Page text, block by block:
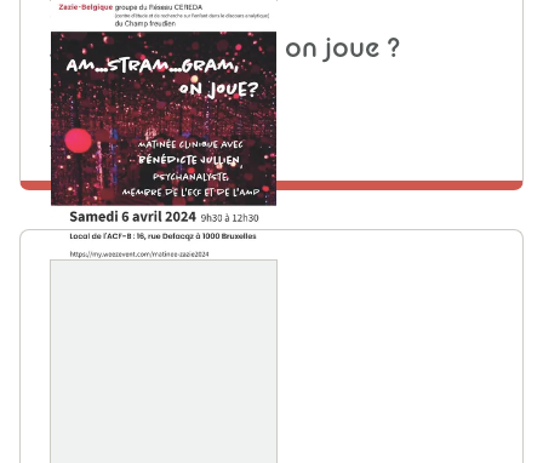
Am...Stram...Gram, on joue ?
Matinée Zazie
6 AVRIL 2024
Local de l'ACF
En savoir plus